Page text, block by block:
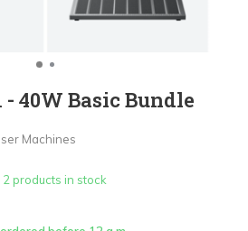
40W Basic Bundle
Machines
2 products in stock